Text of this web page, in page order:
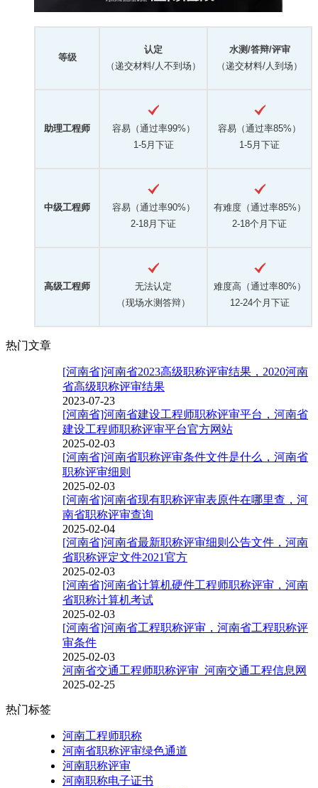
等级
认定
（递交材料/人不到场）
水测/答辩/评审
（递交材料/人到场）
助理工程师
容易（通过率99%）
1-5月下证
容易（通过率85%）
1-5月下证
中级工程师
容易（通过率90%）
2-18月下证
有难度（通过率85%）
2-18个月下证
高级工程师
无法认定
（现场水测答辩）
难度高（通过率80%）
12-24个月下证
热门文章
[河南省]河南省2023高级职称评审结果，2020河南
省高级职称评审结果
2023-07-23
[河南省]河南省建设工程师职称评审平台，河南省
建设工程师职称评审平台官方网站
2025-02-03
[河南省]河南省职称评审条件文件是什么，河南省
职称评审细则
2025-02-03
[河南省]河南省现有职称评审表原件在哪里查，河
南省职称评审查询
2025-02-04
[河南省]河南省最新职称评审细则公告文件，河南
省职称评定文件2021官方
2025-02-03
[河南省]河南省计算机硬件工程师职称评审，河南
省职称计算机考试
2025-02-03
[河南省]河南省工程职称评审，河南省工程职称评
审条件
2025-02-03
河南省交通工程师职称评审_河南交通工程信息网
2025-02-25
热门标签
河南工程师职称
河南省职称评审绿色通道
河南职称评审
河南职称电子证书